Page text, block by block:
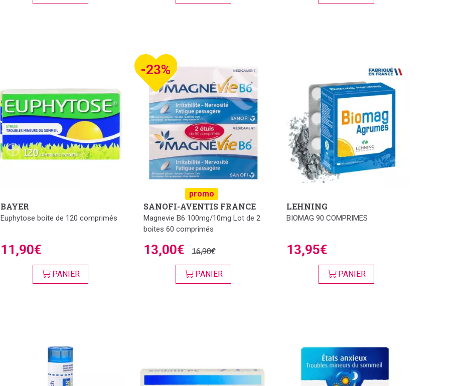
BAYER
Euphytose boite de 120 comprimés
11,90€
PANIER
-23%
promo
SANOFI-AVENTIS FRANCE
Magnevie B6 100mg/10mg Lot de 2
boites 60 comprimés
13,00€ 16,90€
PANIER
LEHNING
BIOMAG 90 COMPRIMES
13,95€
PANIER